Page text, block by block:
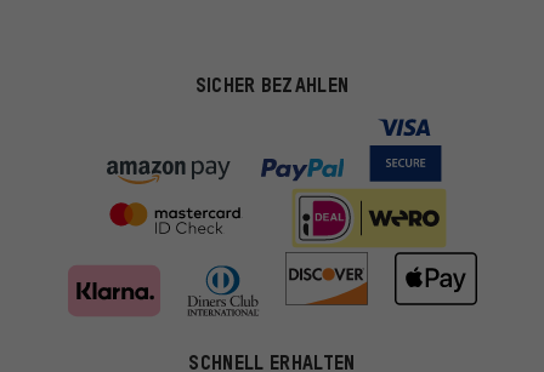
SICHER BEZAHLEN
SCHNELL ERHALTEN